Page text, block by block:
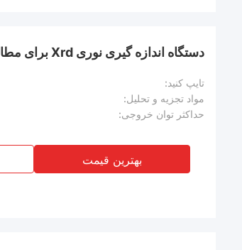
دستگاه اندازه گیری نوری Xrd برای مطالعه ترکیب کریستالی و ساختار اتمی
تایپ کنید:
مواد تجزیه و تحلیل:
حداکثر توان خروجی:
بهترین قیمت